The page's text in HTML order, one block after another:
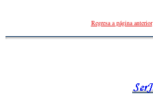
Regresa a página anterior